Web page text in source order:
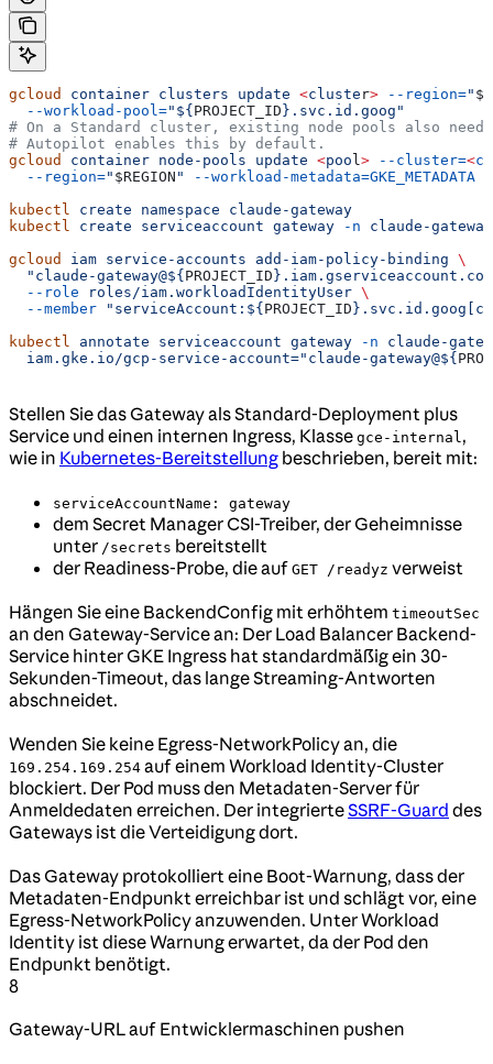
gcloud container clusters update <cluste r> --region="
  --workload-pool=
"${ PROJECT_ID }.svc.id.goog"
# On a Standard cluster, existing node pools also need
# Autopilot enables this by default.
gcloud
container node-pools update <poo l> --cluster=<
  --region=
" $REGION "
--workload-metadata=GKE_METADATA
kubectl create namespace claude-gateway
kubectl create serviceaccount gateway -n claude-gateway
gcloud
iam service-accounts add-iam-policy-binding \
  "claude-gateway@${
PROJECT_ID
  --role
roles/iam.workloadIdentityUser \
  --member
"serviceAccount:${ PROJECT_ID
kubectl annotate serviceaccount gateway -n claude-
  iam.gke.io/gcp-service-account="claude-gateway@${
Stellen Sie das Gateway als Standard-Deployment plus
Service und einen internen Ingress, Klasse gce-internal,
wie in Kubernetes-Bereitstellung beschrieben, bereit mit:
serviceAccountName: gateway
dem Secret Manager CSI-Treiber, der Geheimnisse
unter /secrets bereitstellt
der Readiness-Probe, die auf GET /readyz verweist
Hängen Sie eine BackendConfig mit erhöhtem timeoutSec
an den Gateway-Service an: Der Load Balancer Backend-
Service hinter GKE Ingress hat standardmäßig ein 30-
Sekunden-Timeout, das lange Streaming-Antworten
abschneidet.
Wenden Sie keine Egress-NetworkPolicy an, die
169.254.169.254 auf einem Workload Identity-Cluster
blockiert. Der Pod muss den Metadaten-Server für
Anmeldedaten erreichen. Der integrierteSSRF-Guard des
Gateways ist die Verteidigung dort.
Das Gateway protokolliert eine Boot-Warnung, dass der
Metadaten-Endpunkt erreichbar ist und schlägt vor, eine
Egress-NetworkPolicy anzuwenden. Unter Workload
Identity ist diese Warnung erwartet, da der Pod den
Endpunkt benötigt.
8
Gateway-URL auf Entwicklermaschinen pushen